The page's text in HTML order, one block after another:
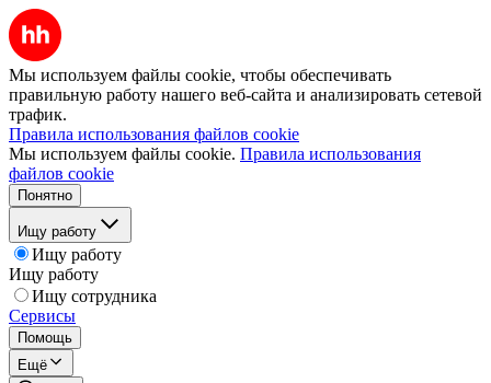
Мы используем файлы cookie, чтобы обеспечивать
правильную работу нашего веб-сайта и анализировать сетевой
трафик.
Правила использования файлов cookie
Мы используем файлы cookie. Правила использования
файлов cookie
Понятно
Ищу работу
Ищу работу
Ищу работу
Ищу сотрудника
Сервисы
Помощь
Ещё